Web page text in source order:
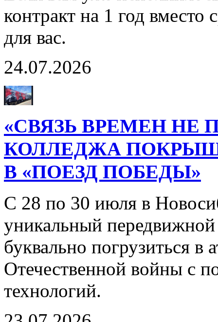
контракт на 1 год
для вас.
24.07.2026
«СВЯЗЬ ВРЕМЕН НЕ
КОЛЛЕДЖА
В «ПОЕЗД ПОБЕДЫ»
С 28 по 30 июля в
уникальный
буквально погрузиться
Отечественной войны с
технологий.